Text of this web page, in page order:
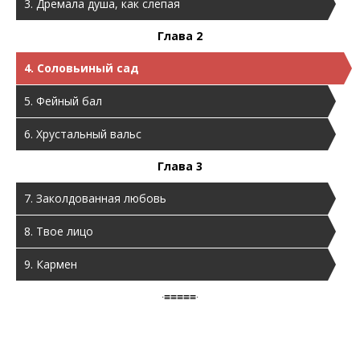
3. Дремала душа, как слепая
Глава 2
4. Соловьиный сад
5. Фейный бал
6. Хрустальный вальс
Глава 3
7. Заколдованная любовь
8. Твое лицо
9. Кармен
·≡≡≡≡≡·